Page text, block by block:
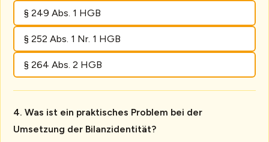
§ 249 Abs. 1 HGB
§ 252 Abs. 1 Nr. 1 HGB
§ 264 Abs. 2 HGB
Was ist ein praktisches Problem bei der
Umsetzung der Bilanzidentität?